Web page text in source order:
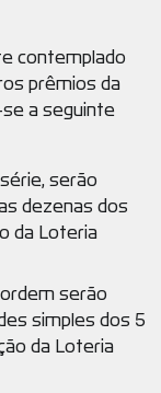
contemplado
prêmios da
a seguinte
serão
dezenas dos
da Loteria
serão
simples dos 5
da Loteria